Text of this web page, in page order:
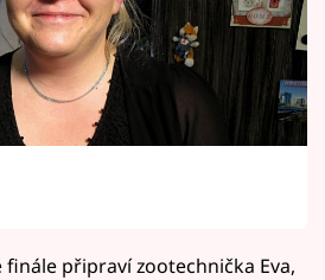
finále připraví zootechnička Eva,